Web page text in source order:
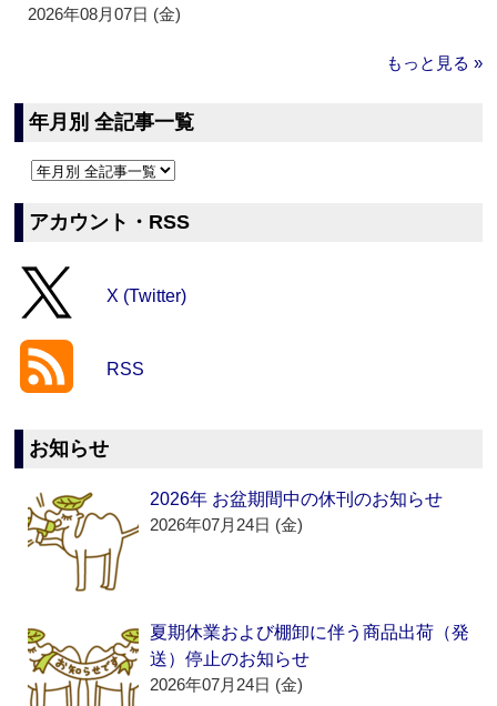
2026年08月07日 (金)
もっと見る »
年月別 全記事一覧
アカウント・RSS
X (Twitter)
RSS
お知らせ
2026年 お盆期間中の休刊のお知らせ
2026年07月24日 (金)
夏期休業および棚卸に伴う商品出荷（発
送）停止のお知らせ
2026年07月24日 (金)